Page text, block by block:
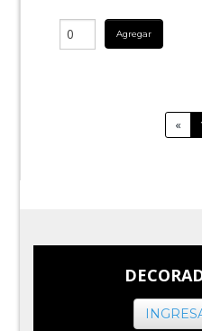
Agregar
«